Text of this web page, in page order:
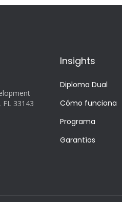
FL 33143
Insights
Diploma Dual
Cómo funciona
Programa
Garantías